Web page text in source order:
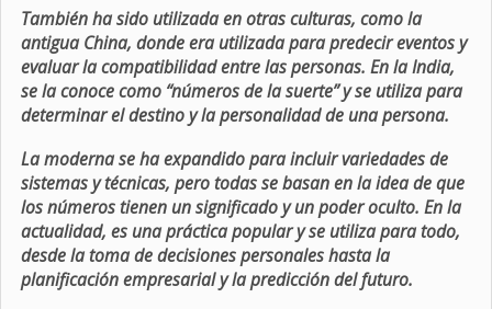
También ha sido utilizada en otras culturas, como la
antigua China, donde era utilizada para predecir eventos y
evaluar la compatibilidad entre las personas. En la India,
se la conoce como “números de la suerte” y se utiliza para
determinar el destino y la personalidad de una persona.
La moderna se ha expandido para incluir variedades de
sistemas y técnicas, pero todas se basan en la idea de que
los números tienen un significado y un poder oculto. En la
actualidad, es una práctica popular y se utiliza para todo,
desde la toma de decisiones personales hasta la
planificación empresarial y la predicción del futuro.